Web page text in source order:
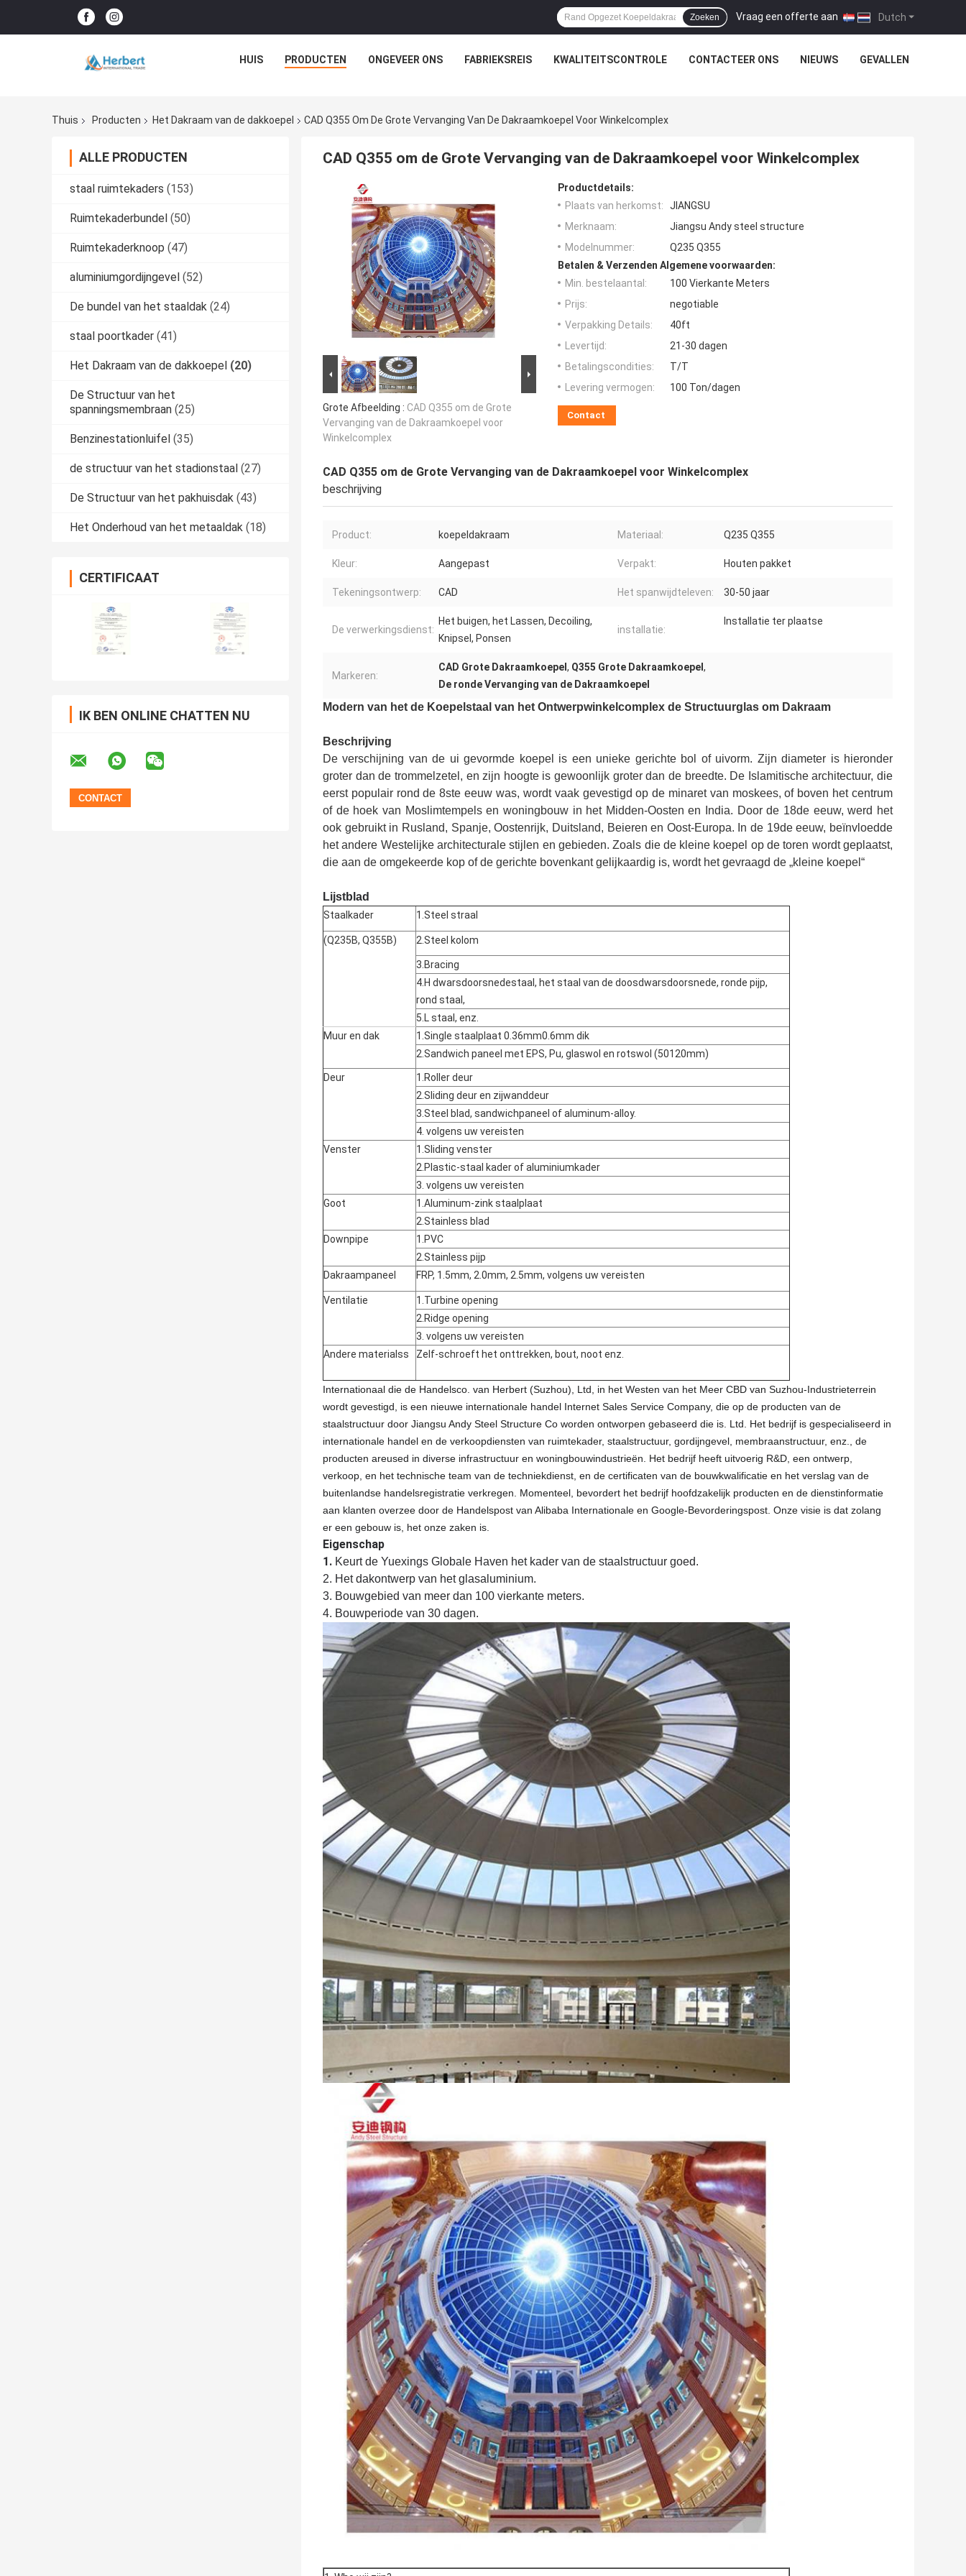
Dutch
Vraag een offerte aan |
Zoeken
HUIS PRODUCTEN ONGEVEER ONS FABRIEKSREIS KWALITEITSCONTROLE CONTACTEER ONS NIEUWS GEVALLEN
Thuis Producten Het Dakraam van de dakkoepel CAD Q355 Om De Grote Vervanging Van De Dakraamkoepel Voor Winkelcomplex
ALLE PRODUCTEN
staal ruimtekaders (153)
Ruimtekaderbundel (50)
Ruimtekaderknoop (47)
aluminiumgordijngevel (52)
De bundel van het staaldak (24)
staal poortkader (41)
Het Dakraam van de dakkoepel (20)
De Structuur van het
spanningsmembraan (25)
Benzinestationluifel (35)
de structuur van het stadionstaal (27)
De Structuur van het pakhuisdak (43)
Het Onderhoud van het metaaldak (18)
CERTIFICAAT
IK BEN ONLINE CHATTEN NU
CAD Q355 om de Grote Vervanging van de Dakraamkoepel voor Winkelcomplex
Grote Afbeelding : CAD Q355 om de Grote
Vervanging van de Dakraamkoepel voor
Winkelcomplex
Productdetails:
Plaats van herkomst:
JIANGSU
Merknaam:
Jiangsu Andy steel structure
Modelnummer:
Q235 Q355
Betalen & Verzenden Algemene voorwaarden:
Min. bestelaantal:
100 Vierkante Meters
Prijs:
negotiable
Verpakking Details:
40ft
Levertijd:
21-30 dagen
Betalingscondities:
T/T
Levering vermogen:
100 Ton/dagen
Contact
CAD Q355 om de Grote Vervanging van de Dakraamkoepel voor Winkelcomplex
beschrijving
Product: koepeldakraam Materiaal: Q235 Q355
Kleur: Aangepast Verpakt: Houten pakket
Tekeningsontwerp: CAD Het spanwijdteleven: 30-50 jaar
De verwerkingsdienst:
Het buigen, het Lassen, Decoiling,
Knipsel, Ponsen
installatie:
Installatie ter plaatse
Markeren:
CAD Grote Dakraamkoepel , Q355 Grote Dakraamkoepel ,
De ronde Vervanging van de Dakraamkoepel
Modern van het de Koepelstaal van het Ontwerpwinkelcomplex de Structuurglas om Dakraam
Beschrijving
De verschijning van de ui gevormde koepel is een unieke gerichte bol of uivorm. Zijn diameter is hieronder
groter dan de trommelzetel, en zijn hoogte is gewoonlijk groter dan de breedte. De Islamitische architectuur, die
eerst populair rond de 8ste eeuw was, wordt vaak gevestigd op de minaret van moskees, of boven het centrum
of de hoek van Moslimtempels en woningbouw in het Midden-Oosten en India. Door de 18de eeuw, werd het
ook gebruikt in Rusland, Spanje, Oostenrijk, Duitsland, Beieren en Oost-Europa. In de 19de eeuw, beïnvloedde
het andere Westelijke architecturale stijlen en gebieden. Zoals die de kleine koepel op de toren wordt geplaatst,
die aan de omgekeerde kop of de gerichte bovenkant gelijkaardig is, wordt het gevraagd de „kleine koepel“
Lijstblad
Staalkader 1.Steel straal
(Q235B, Q355B) 2.Steel kolom
3.Bracing
4.H dwarsdoorsnedestaal, het staal van de doosdwarsdoorsnede, ronde pijp,
rond staal,
5.L staal, enz.
Muur en dak
1.Single staalplaat 0.36mm0.6mm dik
2.Sandwich paneel met EPS, Pu, glaswol en rotswol (50120mm)
Deur
1.Roller deur
2.Sliding deur en zijwanddeur
3.Steel blad, sandwichpaneel of aluminum-alloy.
4. volgens uw vereisten
Venster
1.Sliding venster
2.Plastic-staal kader of aluminiumkader
3. volgens uw vereisten
Goot
1.Aluminum-zink staalplaat
2.Stainless blad
Downpipe
1.PVC
2.Stainless pijp
Dakraampaneel
FRP, 1.5mm, 2.0mm, 2.5mm, volgens uw vereisten
Ventilatie
1.Turbine opening
2.Ridge opening
3. volgens uw vereisten
Andere materialss
Zelf-schroeft het onttrekken, bout, noot enz.
Internationaal die de Handelsco. van Herbert (Suzhou), Ltd, in het Westen van het Meer CBD van Suzhou-Industrieterrein
wordt gevestigd, is een nieuwe internationale handel Internet Sales Service Company, die op de producten van de
staalstructuur door Jiangsu Andy Steel Structure Co worden ontworpen gebaseerd die is. Ltd. Het bedrijf is gespecialiseerd in
internationale handel en de verkoopdiensten van ruimtekader, staalstructuur, gordijngevel, membraanstructuur, enz., de
producten areused in diverse infrastructuur en woningbouwindustrieën. Het bedrijf heeft uitvoerig R&D, een ontwerp,
verkoop, en het technische team van de techniekdienst, en de certificaten van de bouwkwalificatie en het verslag van de
buitenlandse handelsregistratie verkregen. Momenteel, bevordert het bedrijf hoofdzakelijk producten en de dienstinformatie
aan klanten overzee door de Handelspost van Alibaba Internationale en Google-Bevorderingspost. Onze visie is dat zolang
er een gebouw is, het onze zaken is.
Eigenschap
1. Keurt de Yuexings Globale Haven het kader van de staalstructuur goed.
2. Het dakontwerp van het glasaluminium.
3. Bouwgebied van meer dan 100 vierkante meters.
4. Bouwperiode van 30 dagen.